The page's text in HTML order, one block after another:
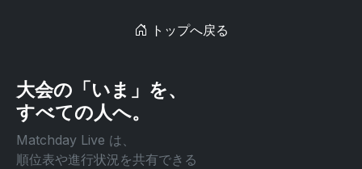
トップへ戻る
大会の「いま」を、
すべての人へ。
Matchday Live は、
順位表や進行状況を共有できる